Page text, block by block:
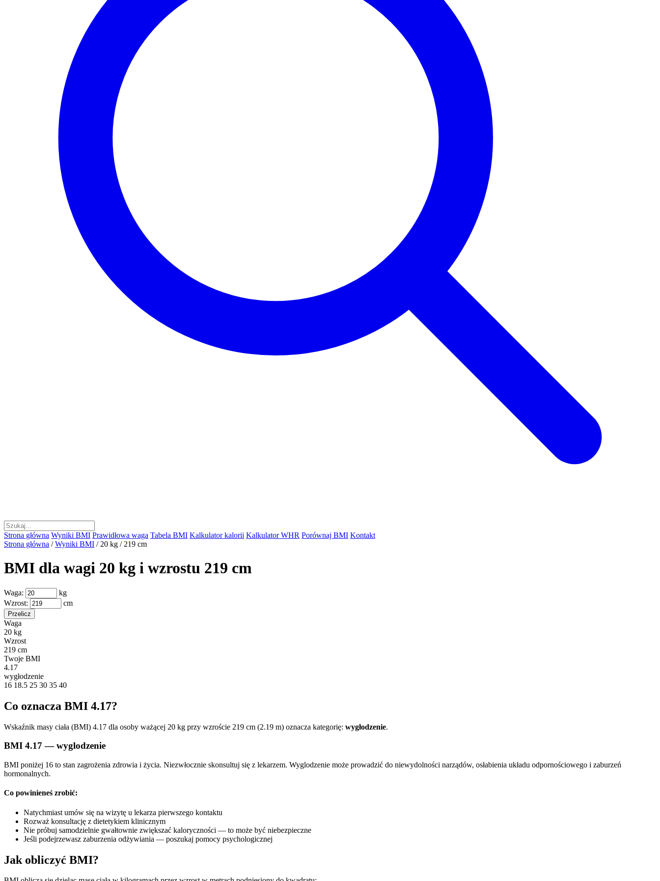
Strona główna Wyniki BMI Prawidłowa waga Tabela BMI Kalkulator kalorii Kalkulator WHR Porównaj BMI Kontakt
Strona główna / Wyniki BMI / 20 kg / 219 cm
BMI dla wagi 20 kg i wzrostu 219 cm
Waga:
kg
Wzrost:
cm
Przelicz
Waga
20 kg
Wzrost
219 cm
Twoje BMI
4.17
wygłodzenie
16 18.5 25 30 35 40
Co oznacza BMI 4.17?
Wskaźnik masy ciała (BMI) 4.17 dla osoby ważącej 20 kg przy wzroście 219 cm (2.19 m) oznacza kategorię: wygłodzenie.
BMI 4.17 — wyglodzenie
BMI poniżej 16 to stan zagrożenia zdrowia i życia. Niezwłocznie skonsultuj się z lekarzem. Wyglodzenie może prowadzić do niewydolności narządów, osłabienia układu odpornościowego i zaburzeń
hormonalnych.
Co powinieneś zrobić:
Natychmiast umów się na wizytę u lekarza pierwszego kontaktu
Rozważ konsultację z dietetykiem klinicznym
Nie próbuj samodzielnie gwałtownie zwiększać kaloryczności — to może być niebezpieczne
Jeśli podejrzewasz zaburzenia odżywiania — poszukaj pomocy psychologicznej
Jak obliczyć BMI?